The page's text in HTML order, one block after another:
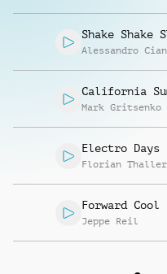
Shake Shake
Alessandro
California
Mark Gritsenko
Electro Days
Florian Thaller
Forward Cool
Jeppe Reil